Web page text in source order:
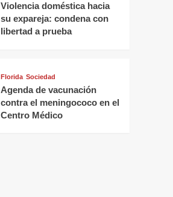
Violencia doméstica hacia
su expareja: condena con
libertad a prueba
Florida Sociedad
Agenda de vacunación
contra el meningococo en el
Centro Médico